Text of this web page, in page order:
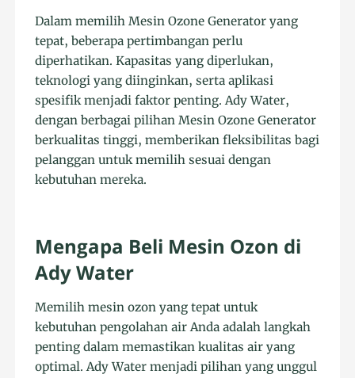
Dalam memilih Mesin Ozone Generator yang
tepat, beberapa pertimbangan perlu
diperhatikan. Kapasitas yang diperlukan,
teknologi yang diinginkan, serta aplikasi
spesifik menjadi faktor penting. Ady Water,
dengan berbagai pilihan Mesin Ozone Generator
berkualitas tinggi, memberikan fleksibilitas bagi
pelanggan untuk memilih sesuai dengan
kebutuhan mereka.
Mengapa Beli Mesin Ozon di
Ady Water
Memilih mesin ozon yang tepat untuk
kebutuhan pengolahan air Anda adalah langkah
penting dalam memastikan kualitas air yang
optimal. Ady Water menjadi pilihan yang unggul